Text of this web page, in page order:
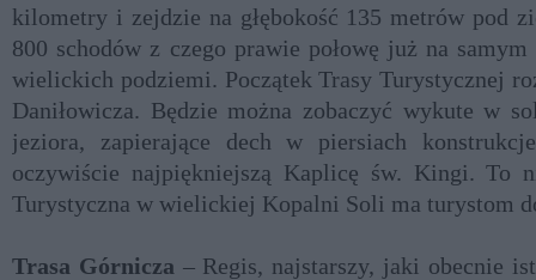
kilometry i zejdzie na głębokość 135 metrów pod
800 schodów z czego prawie połowę już na
wielickich podziemi. Początek Trasy Turystycznej
Daniłowicza. Będzie można zobaczyć wykute w
jeziora, zapierające dech w piersiach
oczywiście najpiękniejszą Kaplicę św. Kingi. To
Turystyczna w wielickiej Kopalni Soli ma turystom
Trasa Górnicza – Regis, najstarszy, jaki obecnie